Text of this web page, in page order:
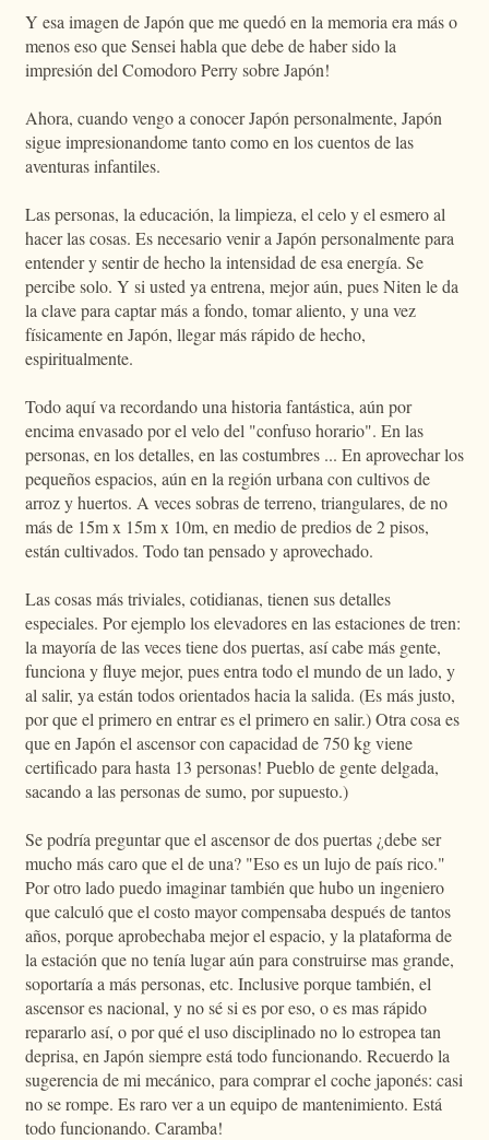
Y esa imagen de Japón que me quedó en la memoria era más o
menos eso que Sensei habla que debe de haber sido la
impresión del Comodoro Perry sobre Japón!
Ahora, cuando vengo a conocer Japón personalmente, Japón
sigue impresionandome tanto como en los cuentos de las
aventuras infantiles.
Las personas, la educación, la limpieza, el celo y el esmero al
hacer las cosas. Es necesario venir a Japón personalmente para
entender y sentir de hecho la intensidad de esa energía. Se
percibe solo. Y si usted ya entrena, mejor aún, pues Niten le da
la clave para captar más a fondo, tomar aliento, y una vez
físicamente en Japón, llegar más rápido de hecho,
espiritualmente.
Todo aquí va recordando una historia fantástica, aún por
encima envasado por el velo del "confuso horario". En las
personas, en los detalles, en las costumbres ... En aprovechar los
pequeños espacios, aún en la región urbana con cultivos de
arroz y huertos. A veces sobras de terreno, triangulares, de no
más de 15m x 15m x 10m, en medio de predios de 2 pisos,
están cultivados. Todo tan pensado y aprovechado.
Las cosas más triviales, cotidianas, tienen sus detalles
especiales. Por ejemplo los elevadores en las estaciones de tren:
la mayoría de las veces tiene dos puertas, así cabe más gente,
funciona y fluye mejor, pues entra todo el mundo de un lado, y
al salir, ya están todos orientados hacia la salida. (Es más justo,
por que el primero en entrar es el primero en salir.) Otra cosa es
que en Japón el ascensor con capacidad de 750 kg viene
certificado para hasta 13 personas! Pueblo de gente delgada,
sacando a las personas de sumo, por supuesto.)
Se podría preguntar que el ascensor de dos puertas ¿debe ser
mucho más caro que el de una? "Eso es un lujo de país rico."
Por otro lado puedo imaginar también que hubo un ingeniero
que calculó que el costo mayor compensaba después de tantos
años, porque aprobechaba mejor el espacio, y la plataforma de
la estación que no tenía lugar aún para construirse mas grande,
soportaría a más personas, etc. Inclusive porque también, el
ascensor es nacional, y no sé si es por eso, o es mas rápido
repararlo así, o por qué el uso disciplinado no lo estropea tan
deprisa, en Japón siempre está todo funcionando. Recuerdo la
sugerencia de mi mecánico, para comprar el coche japonés: casi
no se rompe. Es raro ver a un equipo de mantenimiento. Está
todo funcionando. Caramba!